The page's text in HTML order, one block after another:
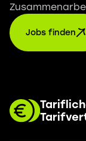
Jobs finden